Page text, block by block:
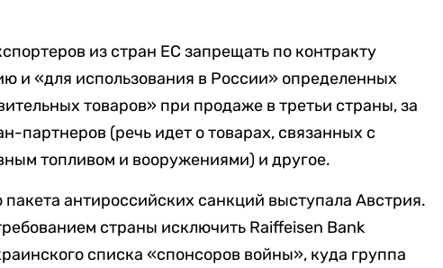
из стран ЕС запрещать по контракту
и «для использования в России» определенных
товаров» при продаже в третьи страны, за
партнеров (речь идет о товарах, связанных с
топливом и вооружениями) и другое.
антироссийских санкций выступала Австрия.
страны исключить Raiffeisen Bank
списка «спонсоров войны», куда группа